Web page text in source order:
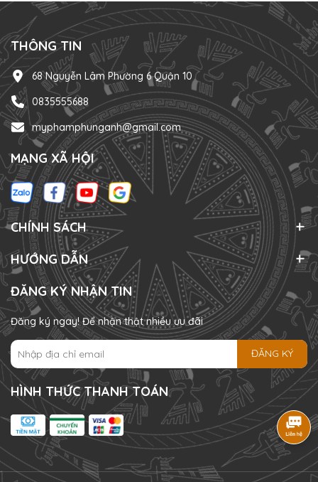
THÔNG TIN
68 Nguyễn Lâm Phường 6 Quận 10
0835555688
myphamphunganh@gmail.com
MẠNG XÃ HỘI
CHÍNH SÁCH
HƯỚNG DẪN
ĐĂNG KÝ NHẬN TIN
Đăng ký ngay! Để nhận thật nhiều ưu đãi
ĐĂNG KÝ
HÌNH THỨC THANH TOÁN